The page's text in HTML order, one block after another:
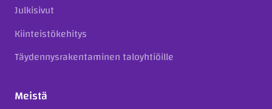
Julkisivut
Kiinteistökehitys
Täydennysrakentaminen taloyhtiöille
Meistä